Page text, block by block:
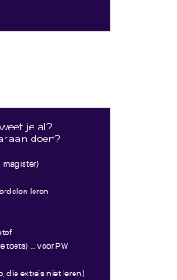
je al?
doen?
magister)
leren
... voor PW
die extra's niet leren)